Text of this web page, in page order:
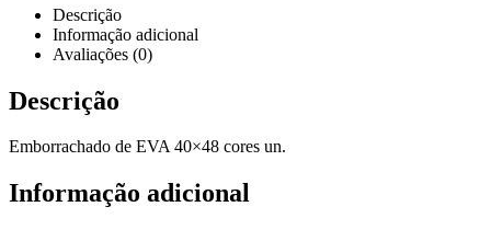
Descrição
Informação adicional
Avaliações (0)
Descrição
Emborrachado de EVA 40×48 cores un.
Informação adicional